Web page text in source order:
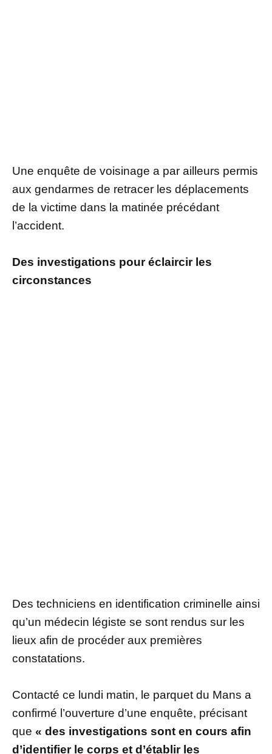
Une enquête de voisinage a par ailleurs permis
aux gendarmes de retracer les déplacements
de la victime dans la matinée précédant
l’accident.
Des investigations pour éclaircir les
circonstances
Des techniciens en identification criminelle ainsi
qu’un médecin légiste se sont rendus sur les
lieux afin de procéder aux premières
constatations.
Contacté ce lundi matin, le parquet du Mans a
confirmé l’ouverture d’une enquête, précisant
que « des investigations sont en cours afin
d’identifier le corps et d’établir les